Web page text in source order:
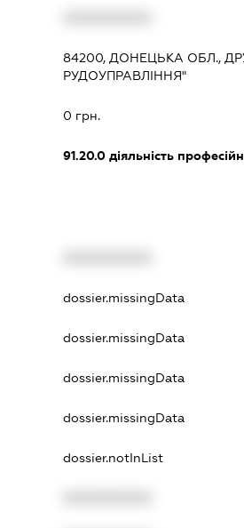
84200, ДОНЕЦЬКА ОБЛ.,
РУДОУПРАВЛІННЯ"
0 грн.
91.20.0діяльність
dossier.missingData
dossier.missingData
dossier.missingData
dossier.missingData
dossier.notInList